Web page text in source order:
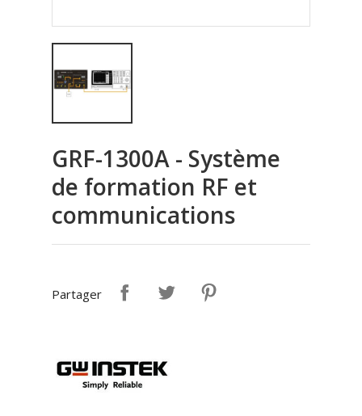
GRF-1300A - Système
de formation RF et
communications
Partager